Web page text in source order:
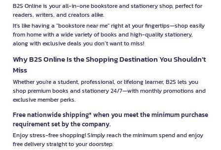
B2S Online is your all-in-one bookstore and stationery shop, perfect for
readers, writers, and creators alike.
It’s like having a "bookstore near me" right at your fingertips—shop easily
from home with a wide variety of books and high-quality stationery,
along with exclusive deals you don’t want to miss!
Why B2S Online Is the Shopping Destination You Shouldn’t
Miss
Whether you're a student, professional, or lifelong learner, B2S lets you
shop premium books and stationery 24/7—with monthly promotions and
exclusive member perks.
Free nationwide shipping* when you meet the minimum purchase
requirement set by the company.
Enjoy stress-free shopping! Simply reach the minimum spend and enjoy
free delivery straight to your doorstep.